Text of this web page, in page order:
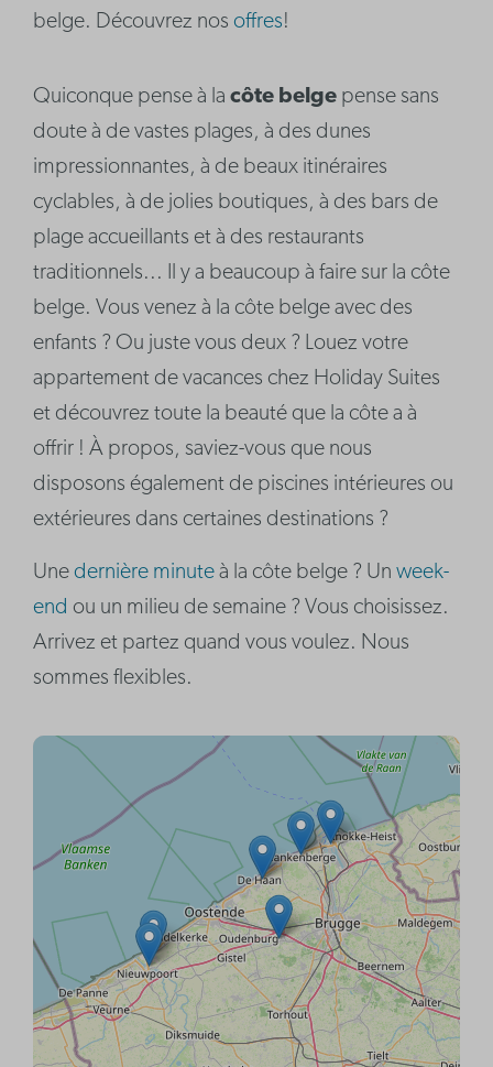
belge. Découvrez nos offres!
Quiconque pense à lacôte belge pense sans
doute à de vastes plages, à des dunes
impressionnantes, à de beaux itinéraires
cyclables, à de jolies boutiques, à des bars de
plage accueillants et à des restaurants
traditionnels... Il y a beaucoup à faire sur la côte
belge. Vous venez à la côte belge avec des
enfants ? Ou juste vous deux ? Louez votre
appartement de vacances chez Holiday Suites
et découvrez toute la beauté que la côte a à
offrir ! À propos, saviez-vous que nous
disposons également de piscines intérieures ou
extérieures dans certaines destinations ?
Unedernière minute à la côte belge ? Unweek-
end ou un milieu de semaine ? Vous choisissez.
Arrivez et partez quand vous voulez. Nous
sommes flexibles.